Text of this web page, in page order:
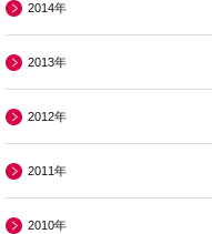
2014年
2013年
2012年
2011年
2010年